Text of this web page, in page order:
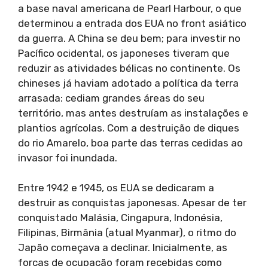
a base naval americana de Pearl Harbour, o que
determinou a entrada dos EUA no front asiático
da guerra. A China se deu bem; para investir no
Pacífico ocidental, os japoneses tiveram que
reduzir as atividades bélicas no continente. Os
chineses já haviam adotado a política da terra
arrasada: cediam grandes áreas do seu
território, mas antes destruíam as instalações e
plantios agrícolas. Com a destruição de diques
do rio Amarelo, boa parte das terras cedidas ao
invasor foi inundada.
Entre 1942 e 1945, os EUA se dedicaram a
destruir as conquistas japonesas. Apesar de ter
conquistado Malásia, Cingapura, Indonésia,
Filipinas, Birmânia (atual Myanmar), o ritmo do
Japão começava a declinar. Inicialmente, as
forças de ocupação foram recebidas como